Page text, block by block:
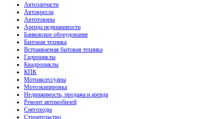
Автозапчасти
Автокресла
Автотовары
Аренда недвижимости
Банковское оборудование
Бытовая техника
Встраиваемая бытовая техника
Гидроциклы
Квадроциклы
КПК
Мотоаксессуары
Мотоэкипировка
Недвижимость, продажа и аренда
Ремонт автомобилей
Снегоходы
Строительство